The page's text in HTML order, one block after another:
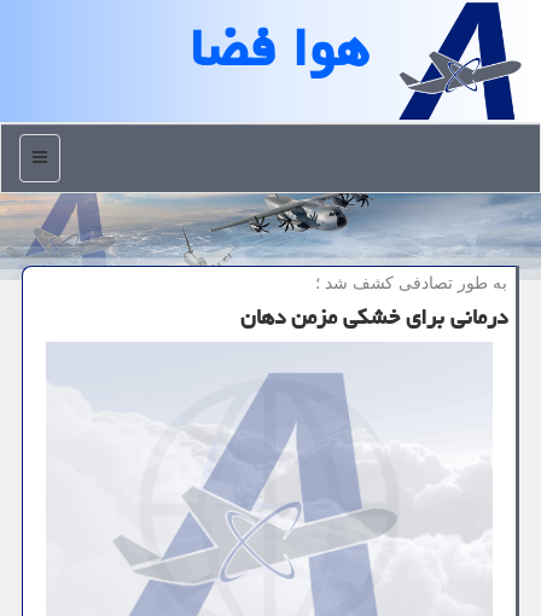
هوا فضا
منو
به طور تصادفی كشف شد ؛
درمانی برای خشكی مزمن دهان